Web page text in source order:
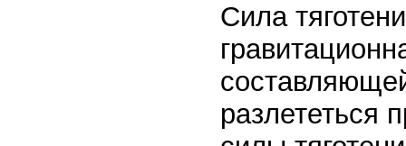
Сила
разлететься